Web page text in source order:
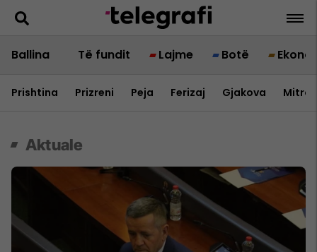
Ballina Të fundit Lajme Botë
Prishtina Prizreni Peja Ferizaj Gjakova
Aktuale